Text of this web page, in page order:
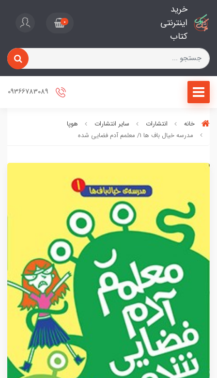
خرید
اینترنتی
کتاب
0
خانه انتشارات سایر انتشارات
هوپا
مدرسه خیال باف ها 1/ معلمم آدم فضایی شده